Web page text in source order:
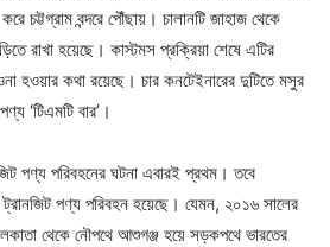
চট্টগ্রাম বন্দরে পৌঁছায়। চালানটি জাহাজ থেকে
রাখা হয়েছে। কাস্টমস প্রক্রিয়া শেষে এটির
হওয়ার কথা রয়েছে। চার কনটেইনারের দুটিতে মসুর
‘টিএমটি বার’।
পণ্য পরিবহনের ঘটনা এবারই প্রথম। তবে
ট্রানজিট পণ্য পরিবহন হয়েছে। যেমন, ২০১৬ সালের
থেকে নৌপথে আশুগঞ্জ হয়ে সড়কপথে ভারতের